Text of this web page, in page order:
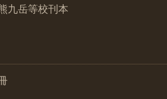
九岳等校刊本